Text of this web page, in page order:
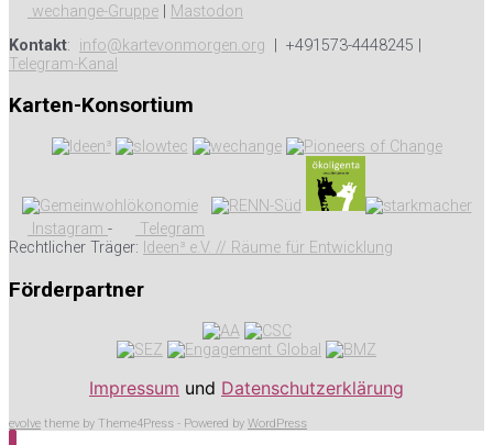
wechange-Gruppe
Mastodon
Kontakt: info@kartevonmorgen.org | +491573-4448245 |
Telegram-Kanal
Karten-Konsortium
Instagram -
Telegram
Rechtlicher Träger: Ideen³ e.V. // Räume für Entwicklung
Förderpartner
Impressum und Datenschutzerklärung
evolve theme by Theme4Press - Powered by WordPress